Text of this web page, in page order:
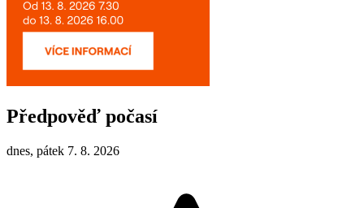
Předpověď počasí
dnes, pátek 7. 8. 2026